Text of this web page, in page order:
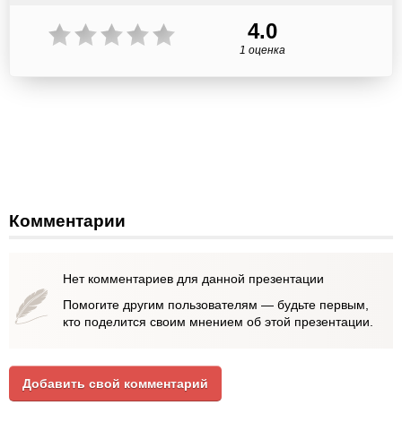
4.0
1 оценка
Комментарии
Нет комментариев для данной презентации
Помогите другим пользователям — будьте первым,
кто поделится своим мнением об этой презентации.
Добавить свой комментарий